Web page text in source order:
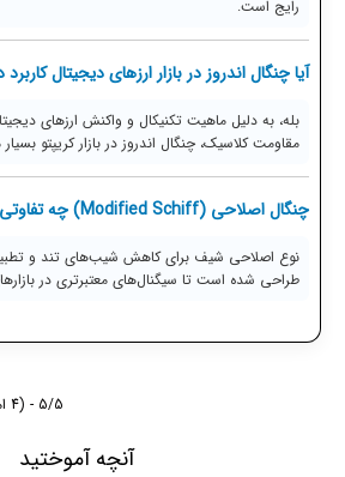
رایج است.
آیا چنگال اندروز در بازار ارزهای دیجیتال کاربرد
بله، به دلیل ماهیت تکنیکال و واکنش ارزهای
مقاومت کلاسیک، چنگال اندروز در بازار کریپتو
چنگال اصلاحی (Modified Schiff) چه تفاوتی با نوع کلاسیک دارد؟
نوع اصلاحی شیف برای کاهش شیب‌های تند و تطبیق
طراحی شده است تا سیگنال‌های معتبرتری در
5/5 - (4 امتیاز)
آنچه آموختید